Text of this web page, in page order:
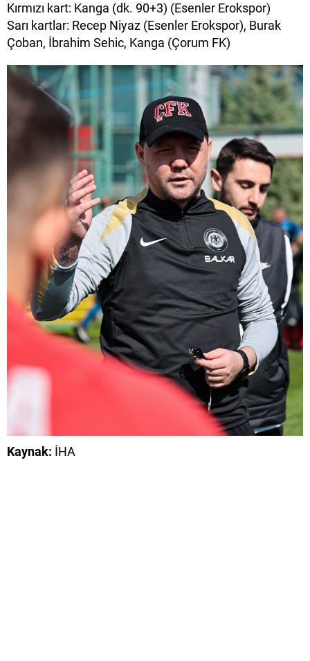
Kırmızı kart: Kanga (dk. 90+3) (Esenler Erokspor)
Sarı kartlar: Recep Niyaz (Esenler Erokspor), Burak
Çoban, İbrahim Sehic, Kanga (Çorum FK)
Kaynak: İHA